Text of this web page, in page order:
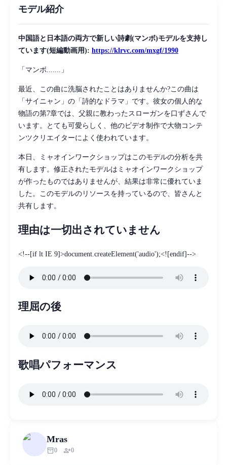
モデル紹介
中国語と日本語の両方で新しい詩劇(マンボ)モデルを支持し
ています(短編動画用): https://klrvc.com/mxgf/1990
「マンボ.......」
最近、この曲に洗脳されたことはありませんか?この曲は
「サイニャン」の「詩的なドラマ」です。彼女の個人的な
物語の第7章では、父親に教わったスローガンを口ずさんで
います。とても可愛らしく、他のビデオ制作で大物コンテ
ンツクリエイターによく使われています。
本日、ミャオインワークショップはこのモデルの分析を共
有します。修正されたモデルはミャオインワークショップ
が作ったものではありませんが、結果は非常に優れていま
した。このモデルのリソースを持っているので、皆さんと
共有します。
理由は一切出されていません
<!--[if lt IE 9]>document.createElement('audio');<![endif]-->
理屈の後
歌唱パフォーマンス
Mras
inventory_20 person_add0